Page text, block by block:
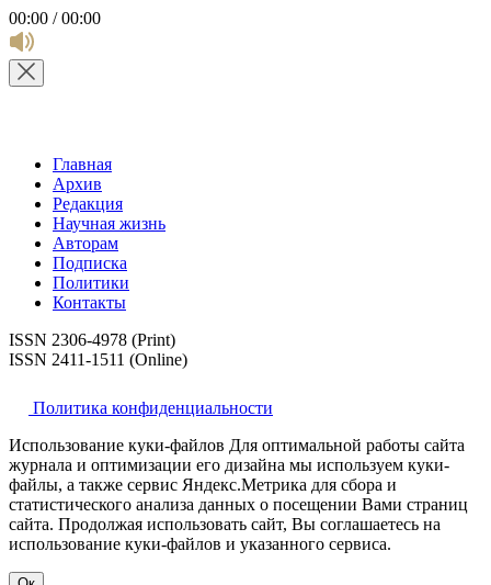
00:00 / 00:00
Главная
Архив
Редакция
Научная жизнь
Авторам
Подписка
Политики
Контакты
ISSN 2306-4978 (Print)
ISSN 2411-1511 (Online)
Политика конфиденциальности
Использование куки-файлов Для оптимальной работы сайта
журнала и оптимизации его дизайна мы используем куки-
файлы, а также сервис Яндекс.Метрика для сбора и
статистического анализа данных о посещении Вами страниц
сайта. Продолжая использовать сайт, Вы соглашаетесь на
использование куки-файлов и указанного сервиса.